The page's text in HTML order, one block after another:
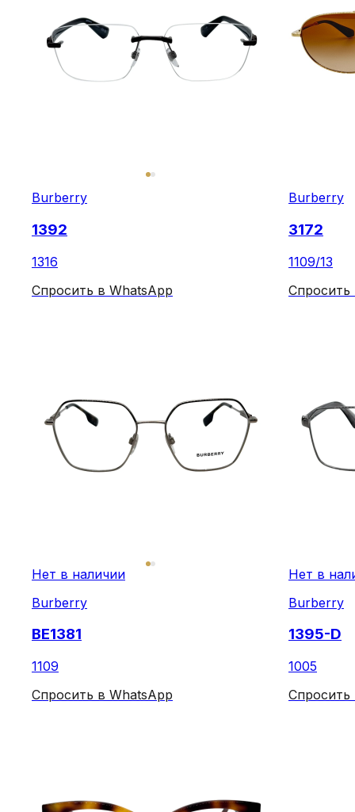
Burberry
1392
1316
Спросить в WhatsApp
Burberry
3172
1109/13
Спросить
Нет в наличии
Burberry
BE1381
1109
Спросить в WhatsApp
Нет в
Burberry
1395-D
1005
Спросить